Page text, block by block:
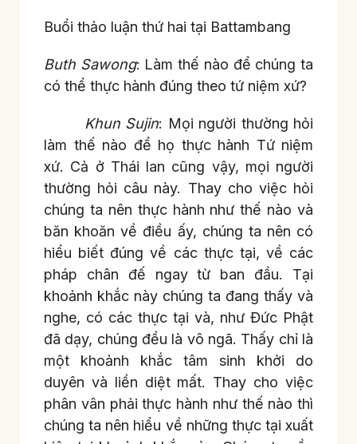
Buổi thảo luận thứ hai tại Battambang
Buth Sawong: Làm thế nào để chúng ta
có thể thực hành đúng theo tứ niệm xứ?
Khun Sujin: Mọi người thường hỏi
làm thế nào để họ thực hành Tứ niệm
xứ. Cả ở Thái lan cũng vậy, mọi người
thường hỏi câu này. Thay cho việc hỏi
chúng ta nên thực hành như thế nào và
băn khoăn về điều ấy, chúng ta nên có
hiểu biết đúng về các thực tại, về các
pháp chân đế ngay từ ban đầu. Tại
khoảnh khắc này chúng ta đang thấy và
nghe, có các thực tại và, như Đức Phật
đã dạy, chúng đều là vô ngã. Thấy chỉ là
một khoảnh khắc tâm sinh khởi do
duyên và liền diệt mất. Thay cho việc
phân vân phải thực hành như thế nào thì
chúng ta nên hiểu về những thực tại xuất